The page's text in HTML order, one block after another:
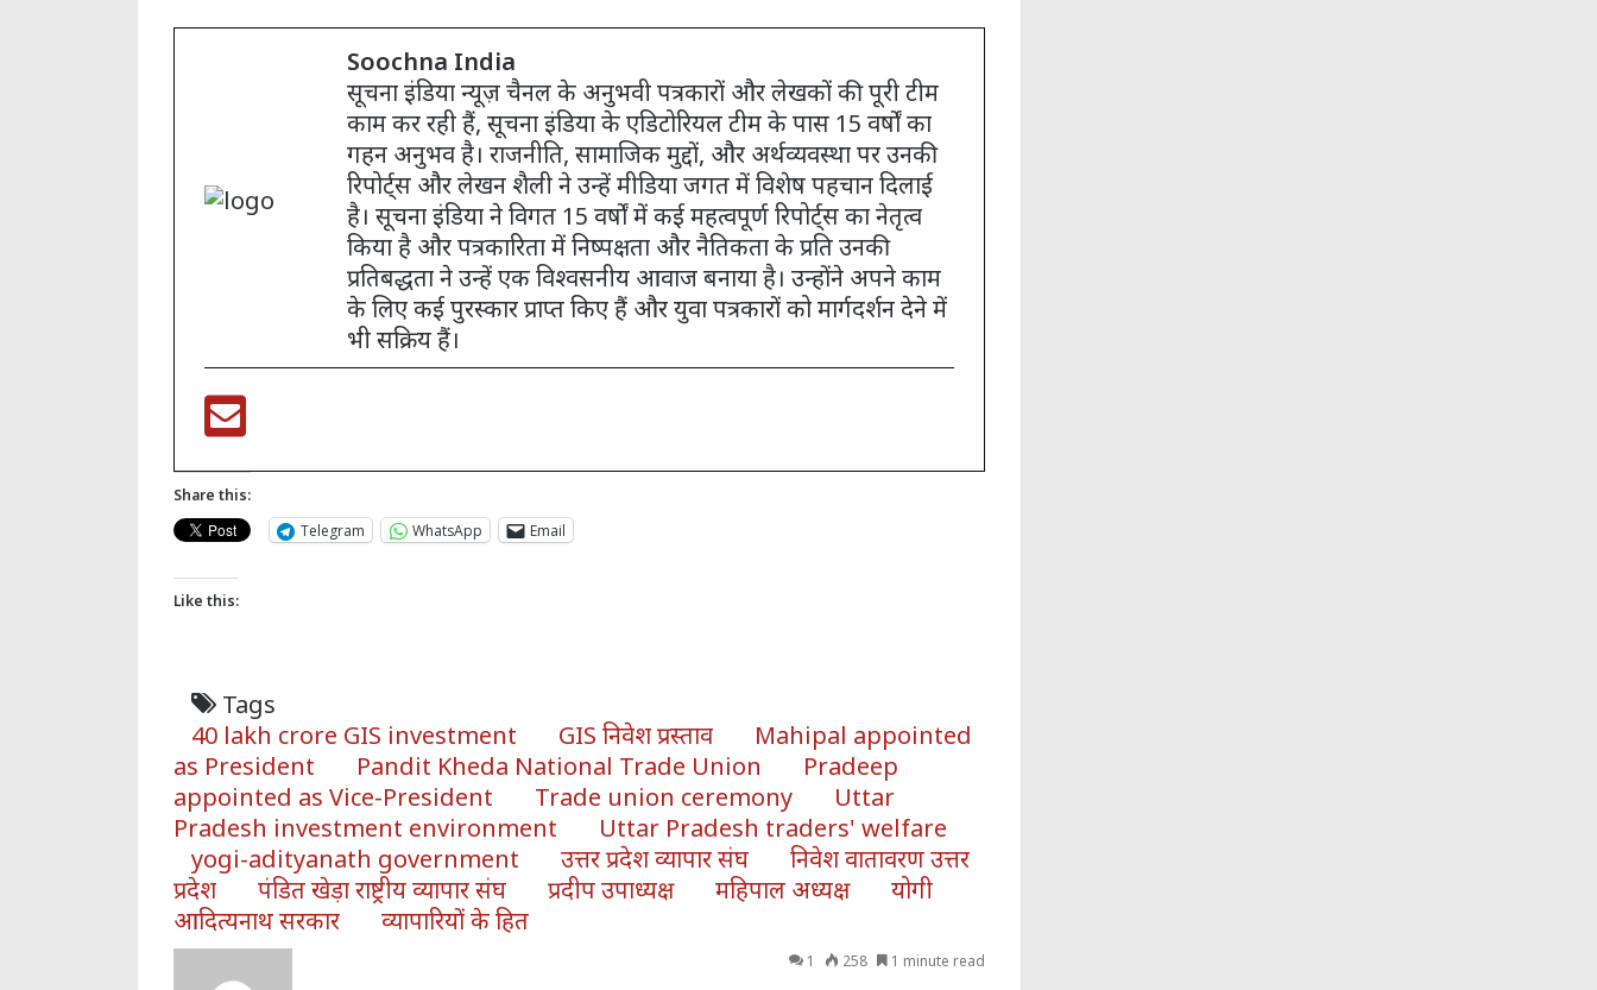
Soochna India
सूचना इंडिया न्यूज़ चैनल के अनुभवी पत्रकारों और लेखकों की पूरी टीम
काम कर रही हैं, सूचना इंडिया के एडिटोरियल टीम के पास 15 वर्षों का
गहन अनुभव है। राजनीति, सामाजिक मुद्दों, और अर्थव्यवस्था पर उनकी
रिपोर्ट्स और लेखन शैली ने उन्हें मीडिया जगत में विशेष पहचान दिलाई
है। सूचना इंडिया ने विगत 15 वर्षों में कई महत्वपूर्ण रिपोर्ट्स का नेतृत्व
किया है और पत्रकारिता में निष्पक्षता और नैतिकता के प्रति उनकी
प्रतिबद्धता ने उन्हें एक विश्वसनीय आवाज बनाया है। उन्होंने अपने काम
के लिए कई पुरस्कार प्राप्त किए हैं और युवा पत्रकारों को मार्गदर्शन देने में
भी सक्रिय हैं।
Share this:
Telegram
WhatsApp Email
Like this:
Tags
40 lakh crore GIS investment
GIS निवेश प्रस्ताव
Mahipal appointed
as President
Pandit Kheda National Trade Union
Pradeep
appointed as Vice-President
Trade union ceremony
Uttar
Pradesh investment environment
Uttar Pradesh traders' welfare
yogi-adityanath government
उत्तर प्रदेश व्यापार संघ
निवेश वातावरण उत्तर
प्रदेश
पंडित खेड़ा राष्ट्रीय व्यापार संघ प्रदीप उपाध्यक्ष महिपाल अध्यक्ष
योगी
आदित्यनाथ सरकार
व्यापारियों के हित
1 258 1 minute read